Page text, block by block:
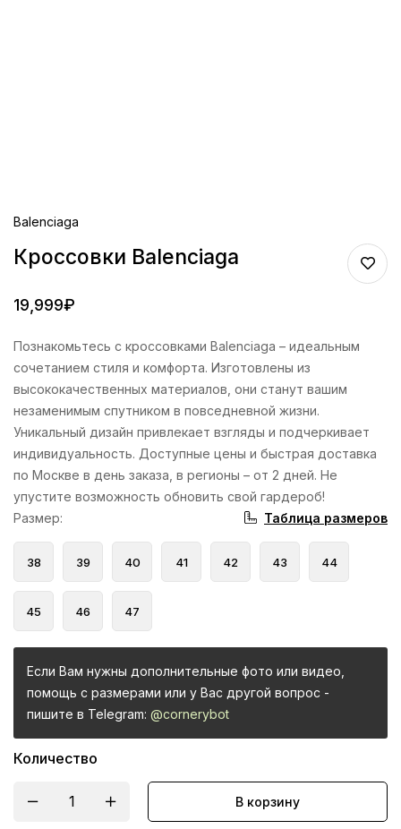
Balenciaga
Кроссовки Balenciaga
19,999₽
Познакомьтесь с кроссовками Balenciaga – идеальным
сочетанием стиля и комфорта. Изготовлены из
высококачественных материалов, они станут вашим
незаменимым спутником в повседневной жизни.
Уникальный дизайн привлекает взгляды и подчеркивает
индивидуальность. Доступные цены и быстрая доставка
по Москве в день заказа, в регионы – от 2 дней. Не
упустите возможность обновить свой гардероб!
Размер: Таблица размеров
38 39 40 41 42 43 44
45 46 47
Если Вам нужны дополнительные фото или видео,
помощь с размерами или у Вас другой вопрос -
пишите в Telegram: @cornerybot
Количество
В корзину